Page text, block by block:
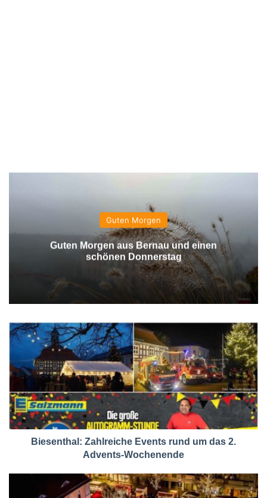
Guten Morgen
Guten Morgen aus Bernau und einen
schönen Donnerstag
Biesenthal: Zahlreiche Events rund um das 2.
Advents-Wochenende